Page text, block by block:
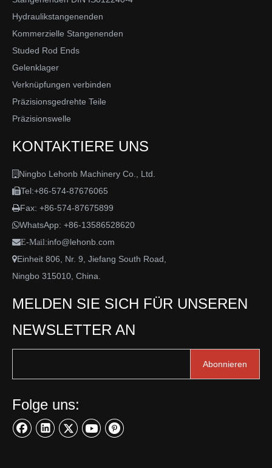
Hydraulikstangenenden
Kommerzielle Stangenenden
Studed Rod Ends
Gelenklager
Verknüpfungen verbinden
Präzisionsgedrehte Teile
Präzisionswelle
KONTAKTIERE UNS
 Ningbo Lehonb Machinery Co., Ltd.
Tel:+86-574-87676065
Fax: +86-574-87675899
WhatsApp: +86-13586528620
E-Mail:info@lehonb.com
Einheit 806, Nr. 9, Jiefang South Road,
Ningbo 315010, China.
MELDEN SIE SICH FÜR UNSEREN
NEWSLETTER AN
Abonnieren
Folge uns: